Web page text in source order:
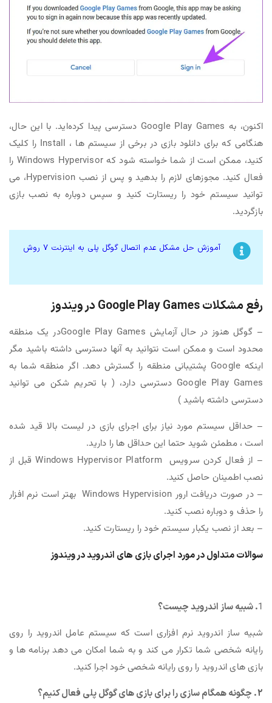
اکنون، به Google Play Games دسترسی پیدا کرده‌اید. با این حال،
هنگامی که برای دانلود بازی در برخی از سیستم ها ، Install را کلیک
کنید، ممکن است از شما خواسته شود که Windows Hypervisor را
فعال کنید. مجوزهای لازم را بدهید و پس از نصب Hypervision، می
توانید سیستم خود را ریستارت کنید و سپس دوباره به نصب بازی
بازگردید.
آموزش حل مشکل عدم اتصال گوگل پلی به اینترنت 7 روش
رفع مشکلات Google Play Games در ویندوز
– گوگل هنوز در حال آزمایش Google Play Gamesدر یک منطقه
محدود است و ممکن است نتوانید به آنها دسترسی داشته باشید مگر
اینکه Google پشتیبانی منطقه را گسترش دهد. اگر منطقه شما به
Google Play Games دسترسی دارد، ( با تحریم شکن می توانید
دسترسی داشته باشید )
– حداقل سیستم مورد نیاز برای اجرای بازی در لیست بالا قید شده
است ، مطمئن شوید حتما این حداقل ها را دارید.
– از فعال کردن سرویس Windows Hypervisor Platform قبل از
نصب اطمینان حاصل کنید.
– در صورت دریافت ارور Windows Hypervision بهتر است نرم افزار
را حذف و دوباره نصب کنید.
– بعد از نصب یکبار سیستم خود را ریستارت کنید.
سوالات متداول در مورد اجرای بازی های اندروید در ویندوز
1. شبیه ساز اندروید چیست؟
شبیه ساز اندروید نرم افزاری است که سیستم عامل اندروید را روی
رایانه شخصی شما تکرار می کند و به شما امکان می دهد برنامه ها و
بازی های اندروید را روی رایانه شخصی خود اجرا کنید.
2. چگونه همگام سازی را برای بازی های گوگل پلی فعال کنیم؟